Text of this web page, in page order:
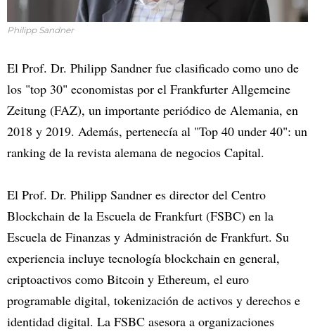
Philipp Sandner
El Prof. Dr. Philipp Sandner fue clasificado como uno de
los "top 30" economistas por el Frankfurter Allgemeine
Zeitung (FAZ), un importante periódico de Alemania, en
2018 y 2019. Además, pertenecía al "Top 40 under 40": un
ranking de la revista alemana de negocios Capital.
El Prof. Dr. Philipp Sandner es director del Centro
Blockchain de la Escuela de Frankfurt (FSBC) en la
Escuela de Finanzas y Administración de Frankfurt. Su
experiencia incluye tecnología blockchain en general,
criptoactivos como Bitcoin y Ethereum, el euro
programable digital, tokenización de activos y derechos e
identidad digital. La FSBC asesora a organizaciones